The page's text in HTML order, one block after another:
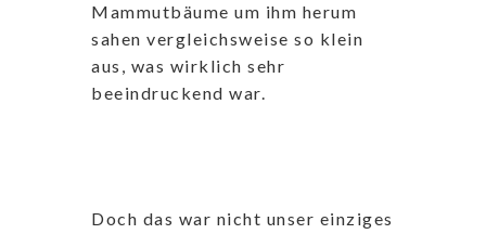
Mammutbäume um ihm herum
sahen vergleichsweise so klein
aus, was wirklich sehr
beeindruckend war.
Doch das war nicht unser einziges